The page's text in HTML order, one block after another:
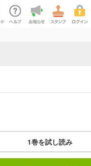
1巻を試し読み